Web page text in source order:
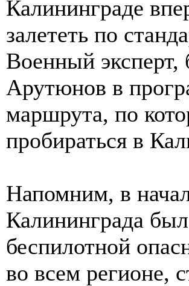
Калининграде
залететь по
Военный
Арутюнов в
маршрута, по
пробираться в
Напомним, в
Калининграда
беспилотной
во всем регионе,